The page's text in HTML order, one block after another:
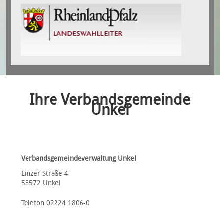
Ihre Verbandsgemeinde
Unkel
Verbandsgemeindeverwaltung Unkel
Linzer Straße 4
53572 Unkel
Telefon 02224 1806-0